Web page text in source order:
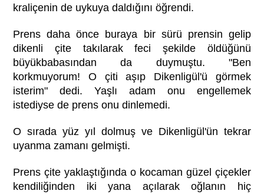
kraliçenin de uykuya daldığını öğrendi.
Prens daha önce buraya bir sürü prensin gelip
dikenli çite takılarak feci şekilde öldüğünü
büyükbabasından da duymuştu. "Ben
korkmuyorum! O çiti aşıp Dikenligül'ü görmek
isterim" dedi. Yaşlı adam onu engellemek
istediyse de prens onu dinlemedi.
O sırada yüz yıl dolmuş ve Dikenligül'ün tekrar
uyanma zamanı gelmişti.
Prens çite yaklaştığında o kocaman güzel çiçekler
kendiliğinden iki yana açılarak oğlanın hiç